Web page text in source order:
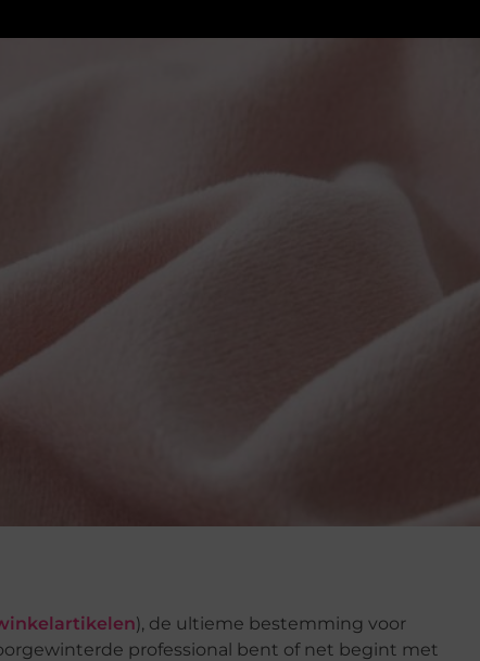
), de ultieme bestemming voor
professional bent of net begint met